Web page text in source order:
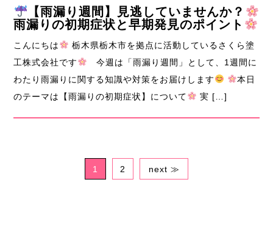
【雨漏り週間】見逃していませんか？
雨漏りの初期症状と早期発見のポイント
こんにちは
栃木県栃木市を拠点に活動しているさくら塗
工株式会社です
今週は「雨漏り週間」として、1週間に
わたり雨漏りに関する知識や対策をお届けします
本日
のテーマは【雨漏りの初期症状】について
実 […]
1 2 next ≫